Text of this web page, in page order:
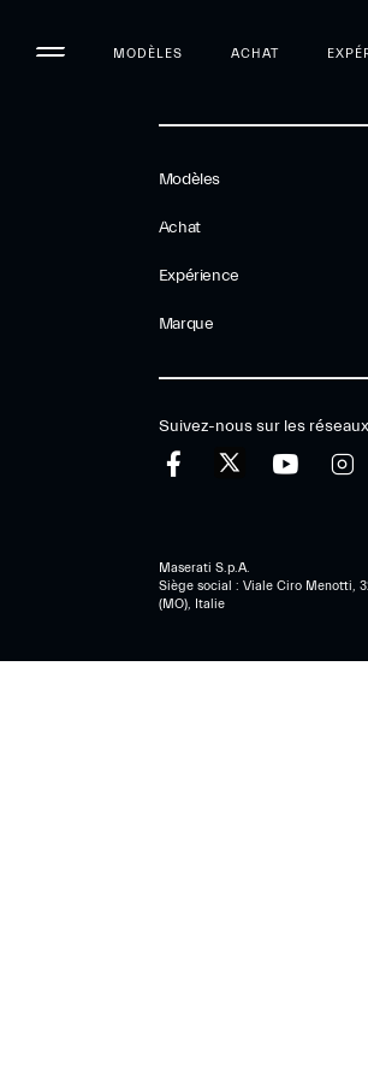
MODÈLES ACHAT
Modèles
Achat
Expérience
Marque
Suivez-nous sur les
Maserati S.p.A.
Siège social : Viale Ciro Menotti,
(MO), Italie